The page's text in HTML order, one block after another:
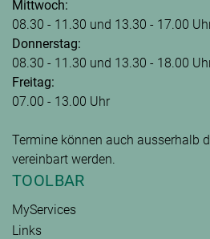
Mittwoch:
08.30 - 11.30 und 13.30 - 17.00
Donnerstag:
08.30 - 11.30 und 13.30 - 18.00
Freitag:
07.00 - 13.00 Uhr
Termine können auch ausserhalb
vereinbart werden.
TOOLBAR
MyServices
Links